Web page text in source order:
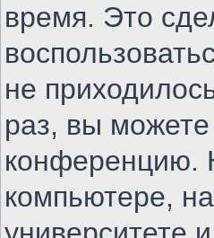
время. Это
не
раз, вы
конференцию.
компьютере,